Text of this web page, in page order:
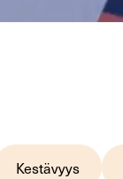
Kestävyys